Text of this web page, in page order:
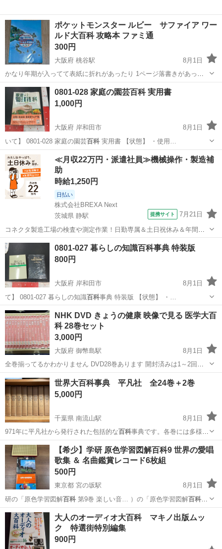
ポケットモンスター ルビー サファイア ワー
ルド大百科 攻略本 ファミ通
300円
大阪府 桃谷駅
8月1日
かなり年期が入ってて表紙に折れがあったり 1ページ落書きがあった
りします。写真5枚目参照 一応自分が何十年も本棚で保管してた物で
す。 波乗りで、どこになにがあるかなど役に立つ攻略本です。
大阪 大阪市 桃谷駅 参考書
0801-028 家庭の園芸百科 実用書
1,000円
大阪府 岸和田市
8月1日
いて】 0801-028 家庭の園芸百科 実用書 【状態】 ・使用…
大阪 岸和田市 その他 百科
≪月収22万円・派遣社員≫機械操作・製造補
助
時給1,250円
日払い
株式会社BREXA Next
茨城県 静駅
提携サイト 7月21日
コネクタ製造工場の検査や測定作業！日勤専属＆土日祝休み＆年間休
日128日★クリーンルーム内作業★マイカー通勤OK＆無料駐車場あり
★就業先食堂利用可！日払い制度あり！《茨城県常陸大宮市》 人気の
工場のお仕事 ◇コネクタ製造工...
茨城 常陸大宮市 静駅 その他
0801-027 暮らしの知識百科事典 特装版
800円
大阪府 岸和田市
8月1日
て】 0801-027 暮らしの知識百科 事典 特装版 【状態】 ・…
大阪 岸和田市 語学、辞書 百科事典
NHK DVD きょうの健康 映像で見る 医学大百
科 28巻セット
3,000円
大阪府 御幣島駅
8月1日
全巻揃ってるかわかりません DVD28巻あります 開封済みは1～2回見
てます あとは、未開封です 自宅保管の為、気になる方はおやめ下さい
外箱は色あせ、汚れ、破れ等あり 状態は写真でご判断し、ご理解よろ
しくお願いします...
大阪 大阪市 御幣島駅 医学、薬学、看護 きょうの健康
世界大百科事典 平凡社 全24巻＋2巻
5,000円
千葉県 南流山駅
8月1日
971年に平凡社から発行された包括的な百科事典です。各巻には多様な
テーマが網羅さ…
千葉 流山市 南流山駅 語学、辞書 世界大百科事典
【希少】学研 原色学習図解百科9 世界の愛唱
歌集 ＆ 名曲鑑賞レコード6枚組
500円
東京都 宮の坂駅
8月1日
研の「原色学習図解百科第9巻 楽しい音… ）の「原色学習図解百科
第9巻」の付録と… 賞 #原色学習図解百科 まとめてご購入…
東京 世田谷区 その他 レコード
大人のオーディオ大百科 マキノ出版ムッ
ク 特選街特別編集
900円